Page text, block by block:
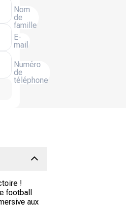
Nom
de
famille
E-
mail
Numéro
de
téléphone
!
football
aux